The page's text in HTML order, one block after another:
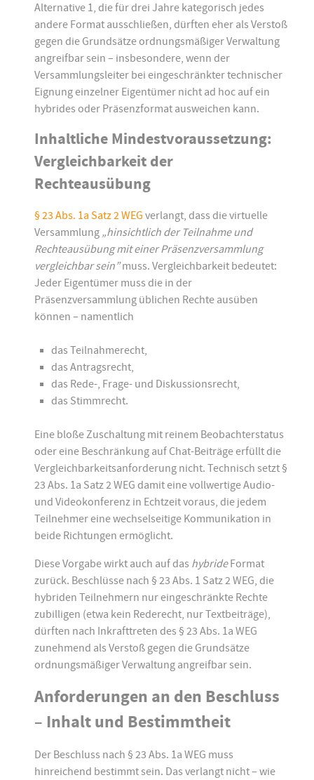
Alternative 1, die für drei Jahre kategorisch jedes
andere Format ausschließen, dürften eher als Verstoß
gegen die Grundsätze ordnungsmäßiger Verwaltung
angreifbar sein – insbesondere, wenn der
Versammlungsleiter bei eingeschränkter technischer
Eignung einzelner Eigentümer nicht ad hoc auf ein
hybrides oder Präsenzformat ausweichen kann.
Inhaltliche Mindestvoraussetzung:
Vergleichbarkeit der
Rechteausübung
§ 23 Abs. 1a Satz 2 WEG verlangt, dass die virtuelle
Versammlung „hinsichtlich der Teilnahme und
Rechteausübung mit einer Präsenzversammlung
vergleichbar sein”muss. Vergleichbarkeit bedeutet:
Jeder Eigentümer muss die in der
Präsenzversammlung üblichen Rechte ausüben
können – namentlich
das Teilnahmerecht,
das Antragsrecht,
das Rede-, Frage- und Diskussionsrecht,
das Stimmrecht.
Eine bloße Zuschaltung mit reinem Beobachterstatus
oder eine Beschränkung auf Chat-Beiträge erfüllt die
Vergleichbarkeitsanforderung nicht. Technisch setzt §
23 Abs. 1a Satz 2 WEG damit eine vollwertige Audio-
und Videokonferenz in Echtzeit voraus, die jedem
Teilnehmer eine wechselseitige Kommunikation in
beide Richtungen ermöglicht.
Diese Vorgabe wirkt auch auf das hybrideFormat
zurück. Beschlüsse nach § 23 Abs. 1 Satz 2 WEG, die
hybriden Teilnehmern nur eingeschränkte Rechte
zubilligen (etwa kein Rederecht, nur Textbeiträge),
dürften nach Inkrafttreten des § 23 Abs. 1a WEG
zunehmend als Verstoß gegen die Grundsätze
ordnungsmäßiger Verwaltung angreifbar sein.
Anforderungen an den Beschluss
– Inhalt und Bestimmtheit
Der Beschluss nach § 23 Abs. 1a WEG muss
hinreichend bestimmt sein. Das verlangt nicht – wie